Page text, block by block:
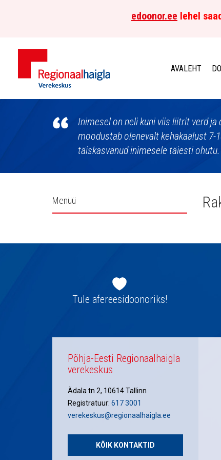
edoonor.ee lehel
Põhja-
Regionaalhaigla
Verekeskus
AVALEHT
Inimesel on neli kuni viis liitrit verd
moodustab olenevalt kehakaalust
täiskasvanud inimesele täiesti ohutu.
Külgpaani
Menüü
navigatsioonTule afereesidoonoriks!
Põhja-Eesti Regionaalhaigla
verekeskus
Ädala tn 2, 10614 Tallinn
Registratuur: 617 3001
verekeskus@regionaalhaigla.ee
KÕIK KONTAKTID